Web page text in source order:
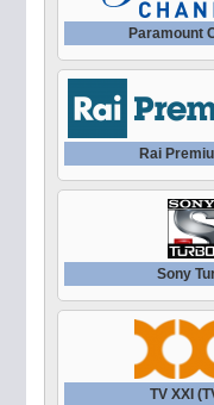
Paramount
Rai
Sony
TV XXI